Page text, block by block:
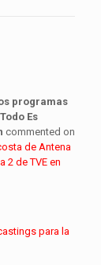
programas
Es
commented on
de Antena
2 de TVE en
para la